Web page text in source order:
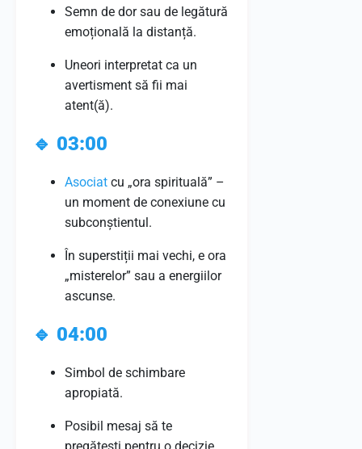
Semn de dor sau de legătură
emoțională la distanță.
Uneori interpretat ca un
avertisment să fii mai
atent(ă).
🔹 03:00
Asociat cu „ora spirituală” –
un moment de conexiune cu
subconștientul.
În superstiții mai vechi, e ora
„misterelor” sau a energiilor
ascunse.
🔹 04:00
Simbol de schimbare
apropiată.
Posibil mesaj să te